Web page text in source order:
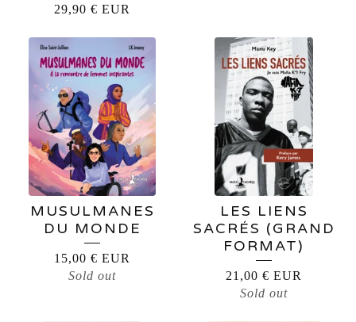
29,90 € EUR
MUSULMANES
DU MONDE
15,00 € EUR
Sold out
LES LIENS
SACRÉS (GRAND
FORMAT)
21,00 € EUR
Sold out